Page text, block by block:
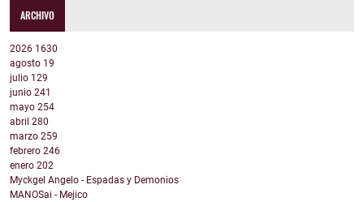
ARCHIVO
2026 1630
agosto 19
julio 129
junio 241
mayo 254
abril 280
marzo 259
febrero 246
enero 202
Myckgel Angelo - Espadas y Demonios
MANOSai - Mejico